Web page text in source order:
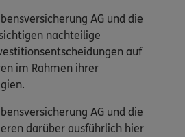
AG und die
nachteilige
auf
im Rahmen ihrer
AG und die
darüber ausführlich hier